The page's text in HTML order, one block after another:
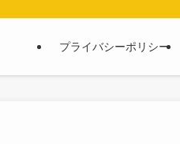
プライバシーポリシー